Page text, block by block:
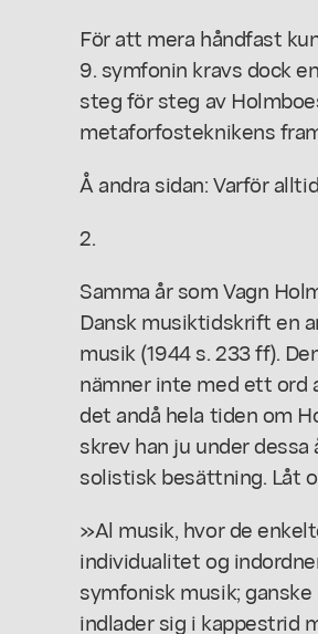
För att mera håndfast
9. symfonin kravs dock
steg för steg av
metaforfosteknikens
Å andra sidan: Varför
2.
Samma år som Vagn
Dansk musiktidskrift en
musik (1944 s. 233 ff).
nämner inte med ett ord
det andå hela tiden om
skrev han ju under
solistisk besättning. Låt
»Al musik, hvor de
individualitet og
symfonisk musik;
indlader sig i kappestrid